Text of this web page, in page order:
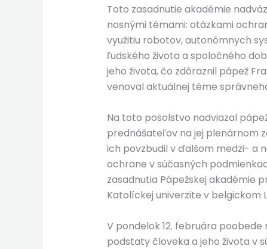
Toto zasadnutie akadémie
nosnými témami: otázkami
využitiu robotov, autonómnych
ľudského života a spoločného
jeho života, čo zdôraznil pápež
venoval aktuálnej téme
Na toto posolstvo nadviazal
prednášateľov na jej plenárnom
ich povzbudil v ďalšom medzi- a
ochrane v súčasných
zasadnutia Pápežskej akadémie
Katolíckej univerzite v belgickom
V pondelok 12. februára
podstaty človeka a jeho života v